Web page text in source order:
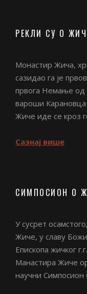
РЕКЛИ СУ О
Монастир Жича,
сазидао га је
првога Немање од
вароши
Жиче иде се кроз
Сазнај више
СИМПОСИОН О
У сусрет
Жиче, у славу
Епископа жичког
Манастира Жиче
научни